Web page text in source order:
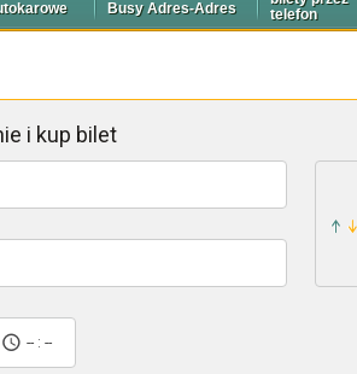
Busy Adres-Adres
telefon
i kup bilet
-- : --